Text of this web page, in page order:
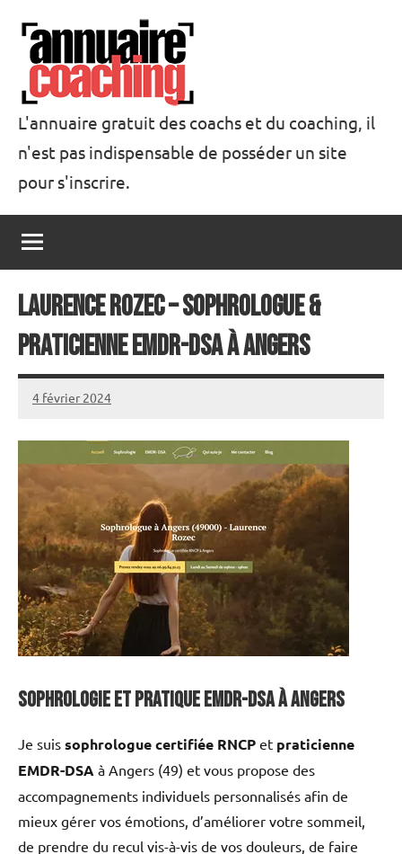
contenu
Annuaire
Coaching
L'annuaire gratuit des coachs et du coaching, il
n'est pas indispensable de posséder un site
pour s'inscrire.
Laurence ROZEC – Sophrologue &
praticienne EMDR-DSA à Angers
4 février 2024
annuairecoaching
Sophrologie et Pratique EMDR-DSA à Angers
Je suis sophrologue certifiée RNCP et praticienne
EMDR-DSA à Angers (49) et vous propose des
accompagnements individuels personnalisés afin de
mieux gérer vos émotions, d’améliorer votre sommeil,
de prendre du recul vis-à-vis de vos douleurs, de faire